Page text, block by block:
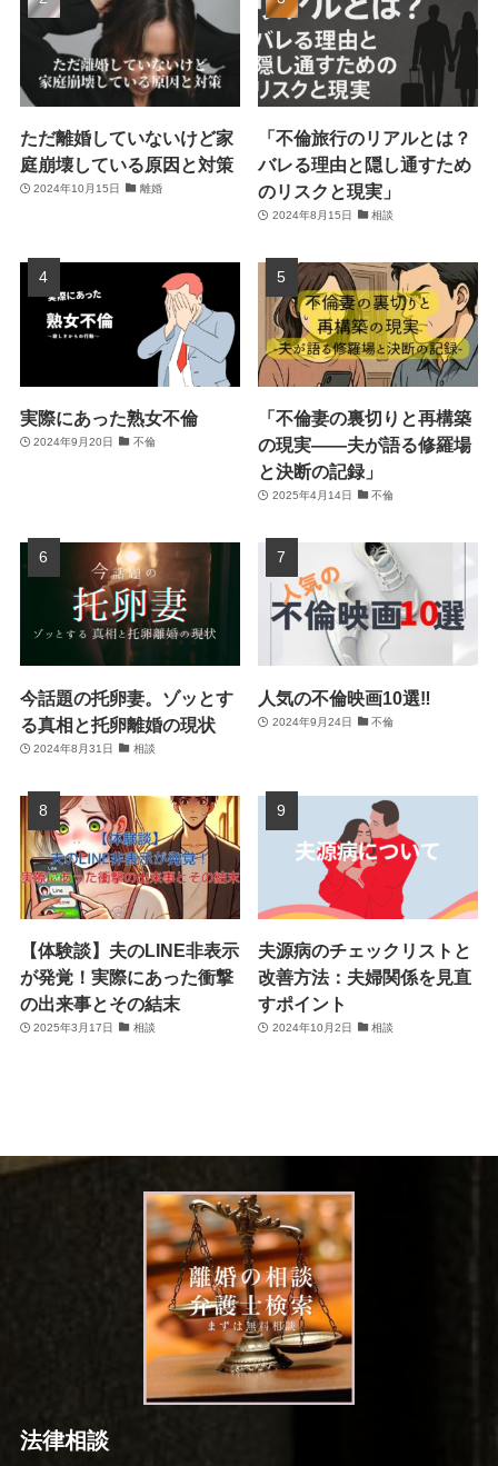
ただ離婚していないけど家
庭崩壊している原因と対策
2024年10月15日 離婚
「不倫旅行のリアルとは？
バレる理由と隠し通すため
のリスクと現実」
2024年8月15日 相談
実際にあった熟女不倫
2024年9月20日 不倫
「不倫妻の裏切りと再構築
の現実――夫が語る修羅場
と決断の記録」
2025年4月14日 不倫
今話題の托卵妻。ゾッとす
る真相と托卵離婚の現状
2024年8月31日 相談
人気の不倫映画10選‼
2024年9月24日 不倫
【体験談】夫のLINE非表示
が発覚！実際にあった衝撃
の出来事とその結末
2025年3月17日 相談
夫源病のチェックリストと
改善方法：夫婦関係を見直
すポイント
2024年10月2日 相談
法律相談